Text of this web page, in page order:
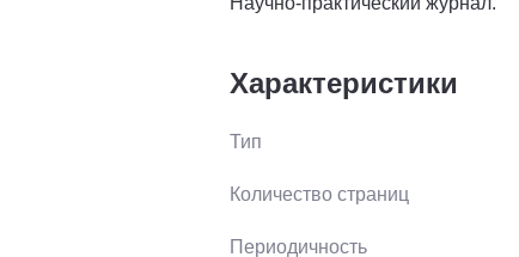
Характеристики
Тип
Количество страниц
Периодичность